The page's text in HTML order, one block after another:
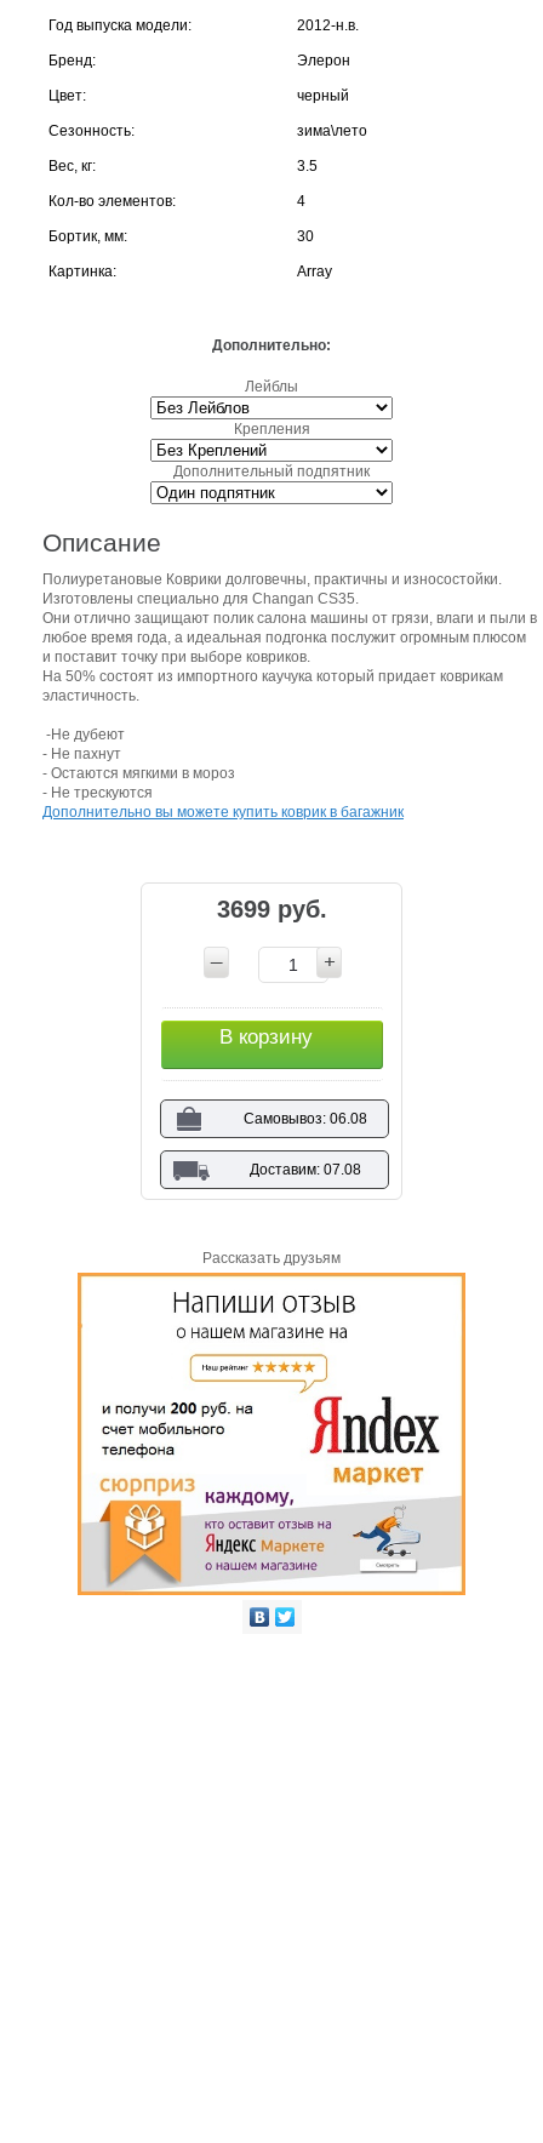
Год выпуска модели: 2012-н.в.
Бренд: Элерон
Цвет: черный
Сезонность: зима\лето
Вес, кг: 3.5
Кол-во элементов: 4
Бортик, мм: 30
Картинка: Array
Дополнительно:
Лейблы
Крепления
Дополнительный подпятник
Описание
Полиуретановые Коврики долговечны, практичны и износостойки.
Изготовлены специально для Changan CS35.
Они отлично защищают полик салона машины от грязи, влаги и пыли в
любое время года, а идеальная подгонка послужит огромным плюсом
и поставит точку при выборе ковриков.
На 50% состоят из импортного каучука который придает коврикам
эластичность.
-Не дубеют
- Не пахнут
- Остаются мягкими в мороз
- Не трескуются
Дополнительно вы можете купить коврик в багажник
3699 руб.
В корзину
Самовывоз: 06.08
Доставим: 07.08
Рассказать друзьям